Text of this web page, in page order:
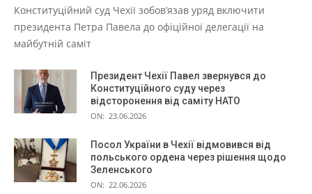
Конституційний суд Чехії зобов’язав уряд включити
президента Петра Павела до офіційної делегації на
майбутній саміт
Президент Чехії Павел звернувся до
Конституційного суду через
відсторонення від саміту НАТО
ON: 23.06.2026
Посол України в Чехії відмовився від
польського ордена через рішення щодо
Зеленського
ON: 22.06.2026